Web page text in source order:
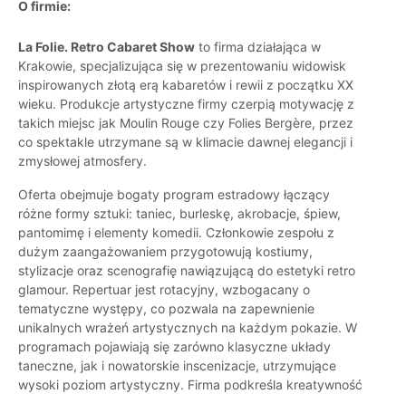
O firmie:
La Folie. Retro Cabaret Show to firma działająca w
Krakowie, specjalizująca się w prezentowaniu widowisk
inspirowanych złotą erą kabaretów i rewii z początku XX
wieku. Produkcje artystyczne firmy czerpią motywację z
takich miejsc jak Moulin Rouge czy Folies Bergère, przez
co spektakle utrzymane są w klimacie dawnej elegancji i
zmysłowej atmosfery.
Oferta obejmuje bogaty program estradowy łączący
różne formy sztuki: taniec, burleskę, akrobacje, śpiew,
pantomimę i elementy komedii. Członkowie zespołu z
dużym zaangażowaniem przygotowują kostiumy,
stylizacje oraz scenografię nawiązującą do estetyki retro
glamour. Repertuar jest rotacyjny, wzbogacany o
tematyczne występy, co pozwala na zapewnienie
unikalnych wrażeń artystycznych na każdym pokazie. W
programach pojawiają się zarówno klasyczne układy
taneczne, jak i nowatorskie inscenizacje, utrzymujące
wysoki poziom artystyczny. Firma podkreśla kreatywność